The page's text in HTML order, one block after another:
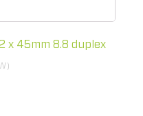
x 45mm 8.8 duplex